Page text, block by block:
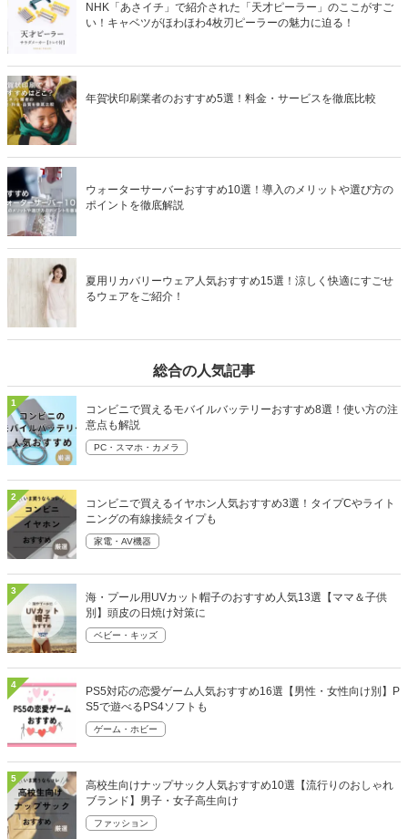
NHK「あさイチ」で紹介された「天才ピーラー」のここがすご
い！キャベツがほわほわ4枚刃ピーラーの魅力に迫る！
年賀状印刷業者のおすすめ5選！料金・サービスを徹底比較
ウォーターサーバーおすすめ10選！導入のメリットや選び方の
ポイントを徹底解説
夏用リカバリーウェア人気おすすめ15選！涼しく快適にすごせ
るウェアをご紹介！
総合の人気記事
1
コンビニで買えるモバイルバッテリーおすすめ8選！使い方の注
意点も解説
PC・スマホ・カメラ
2
コンビニで買えるイヤホン人気おすすめ3選！タイプCやライト
ニングの有線接続タイプも
家電・AV機器
3
海・プール用UVカット帽子のおすすめ人気13選【ママ＆子供
別】頭皮の日焼け対策に
ベビー・キッズ
4
PS5対応の恋愛ゲーム人気おすすめ16選【男性・女性向け別】P
S5で遊べるPS4ソフトも
ゲーム・ホビー
5
高校生向けナップサック人気おすすめ10選【流行りのおしゃれ
ブランド】男子・女子高生向け
ファッション